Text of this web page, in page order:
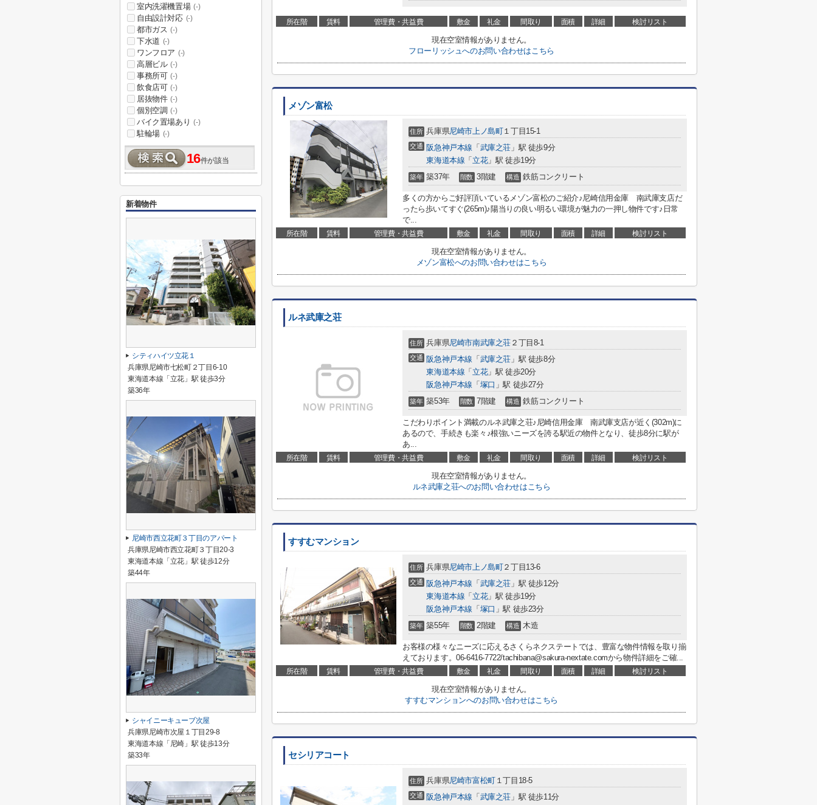
所在階 賃料 管理費・共益費 敷金 礼金 間取り 面積 詳細 検討リスト
現在空室情報がありません。
フローリッシュへのお問い合わせはこちら
メゾン富松
住所 兵庫県尼崎市上ノ島町１丁目15-1
交通 阪急神戸本線 「 武庫之荘 」駅 徒歩9分
東海道本線 「 立花」駅 徒歩19分
築年 築37年 階数 3階建 構造 鉄筋コンクリート
多くの方からご好評頂いているメゾン富松のご紹介♪尼崎信用金庫 南武庫支店だ
ったら歩いてすぐ(265m)♪陽当りの良い明るい環境が魅力の一押し物件です♪日常
で...
所在階 賃料 管理費・共益費 敷金 礼金 間取り 面積 詳細 検討リスト
現在空室情報がありません。
メゾン富松へのお問い合わせはこちら
ルネ武庫之荘
住所 兵庫県尼崎市南武庫之荘 ２丁目8-1
交通 阪急神戸本線 「 武庫之荘 」駅 徒歩8分
東海道本線 「 立花」駅 徒歩20分
阪急神戸本線 「 塚口 」駅 徒歩27分
築年 築53年 階数 7階建 構造 鉄筋コンクリート
こだわりポイント満載のルネ武庫之荘♪尼崎信用金庫 南武庫支店が近く(302m)に
あるので、手続きも楽々♪根強いニーズを誇る駅近の物件となり、徒歩8分に駅が
あ...
所在階 賃料 管理費・共益費 敷金 礼金 間取り 面積 詳細 検討リスト
現在空室情報がありません。
ルネ武庫之荘へのお問い合わせはこちら
すすむマンション
住所 兵庫県尼崎市上ノ島町２丁目13-6
交通 阪急神戸本線 「 武庫之荘 」駅 徒歩12分
東海道本線 「 立花」駅 徒歩19分
阪急神戸本線 「 塚口 」駅 徒歩23分
築年 築55年 階数 2階建 構造 木造
お客様の様々なニーズに応えるさくらネクステートでは、豊富な物件情報を取り揃
えております。06-6416-7722/tachibana@sakura-nextate.comから物件詳細をご確...
所在階 賃料 管理費・共益費 敷金 礼金 間取り 面積 詳細 検討リスト
現在空室情報がありません。
すすむマンションへのお問い合わせはこちら
セシリアコート
住所 兵庫県尼崎市富松町１丁目18-5
交通 阪急神戸本線 「 武庫之荘 」駅 徒歩11分
室内洗濯機置場 (-)
自由設計対応 (-)
都市ガス (-)
下水道 (-)
ワンフロア (-)
高層ビル (-)
事務所可 (-)
飲食店可 (-)
居抜物件 (-)
個別空調 (-)
バイク置場あり (-)
駐輪場 (-)
16件が該当
新着物件
シティハイツ立花１
兵庫県尼崎市七松町２丁目6-10
東海道本線「立花」駅 徒歩3分
築36年
尼崎市西立花町３丁目のアパート
兵庫県尼崎市西立花町３丁目20-3
東海道本線「立花」駅 徒歩12分
築44年
シャイニーキューブ次屋
兵庫県尼崎市次屋１丁目29-8
東海道本線「尼崎」駅 徒歩13分
築33年